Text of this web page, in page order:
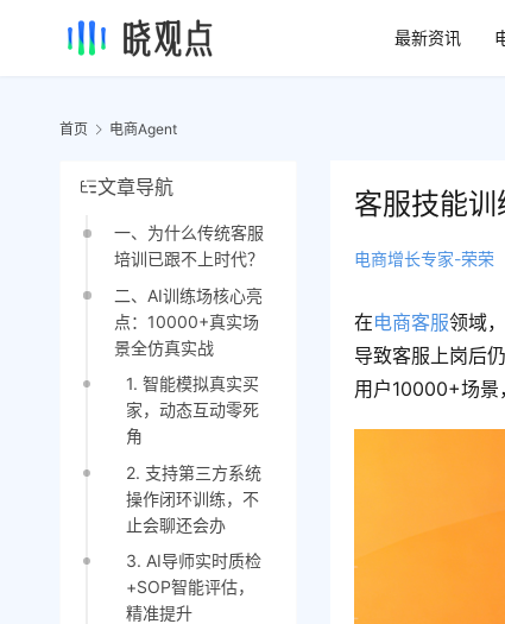
最新资讯
首页 电商Agent
文章导航
一、为什么传统客服
培训已跟不上时代？
二、AI训练场核心亮
点：10000+真实场
景全仿真实战
1. 智能模拟真实买
家，动态互动零死
角
2. 支持第三方系统
操作闭环训练，不
止会聊还会办
3. AI导师实时质检
+SOP智能评估，
精准提升
客服技能
电商增长专家-荣荣
在电商客服领域
导致客服上岗后
用户10000+场景